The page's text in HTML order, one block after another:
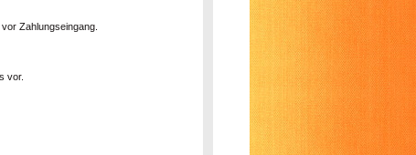
Zahlungseingang.
vor.